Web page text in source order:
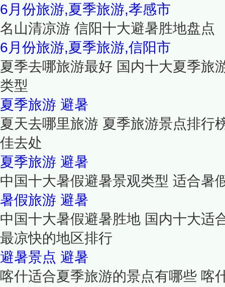
6月份旅游,夏季旅游,孝感市
名山清凉游 信阳十大避暑胜地盘点
6月份旅游,夏季旅游,信阳市
夏季去哪旅游最好 国内十大夏季旅
类型
夏季旅游 避暑
夏天去哪里旅游 夏季旅游景点排行
佳去处
夏季旅游 避暑
中国十大暑假避暑景观类型 适合暑
暑假旅游 避暑
中国十大暑假避暑胜地 国内十大适
最凉快的地区排行
避暑景点 避暑
喀什适合夏季旅游的景点有哪些 喀